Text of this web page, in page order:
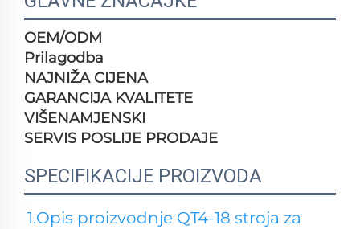
OEM/ODM
Prilagodba
NAJNIŽA CIJENA
GARANCIJA KVALITETE
VIŠENAMJENSKI
SERVIS POSLIJE PRODAJE
SPECIFIKACIJE PROIZVODA
1.Opis proizvodnje QT4-18 stroja za